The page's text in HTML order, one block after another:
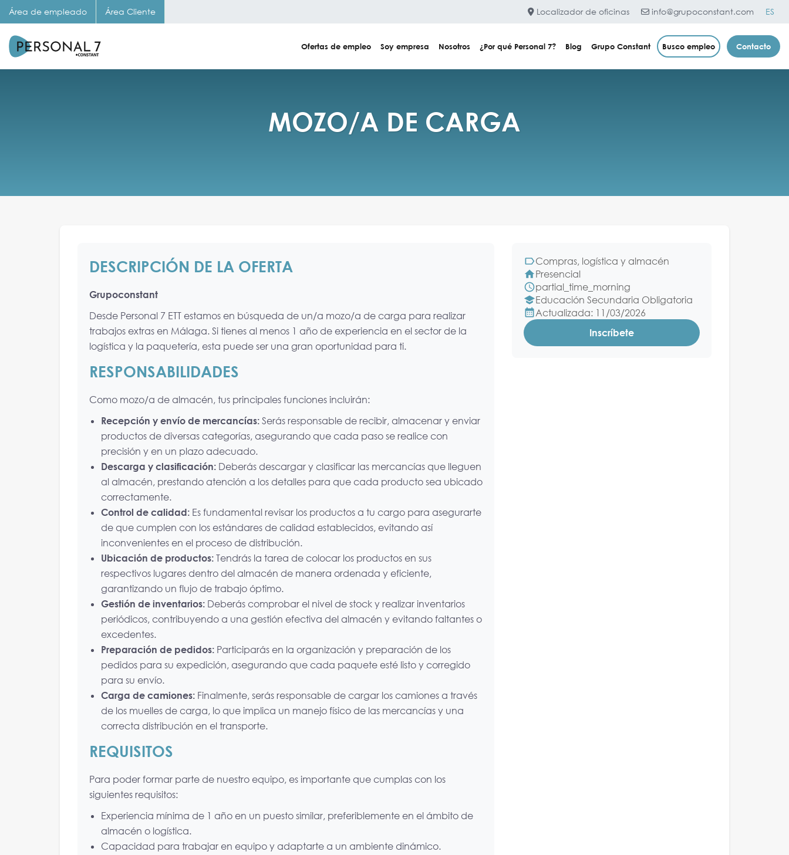
Área de empleado Área Cliente Localizador de oficinas info@grupoconstant.com ES
Ofertas de empleo Soy empresa Nosotros ¿Por qué Personal 7? Blog Grupo Constant Busco empleo Contacto
MOZO/A DE CARGA
DESCRIPCIÓN DE LA OFERTA
Grupoconstant
Desde Personal 7 ETT estamos en búsqueda de un/a mozo/a de carga para realizar
trabajos extras en Málaga. Si tienes al menos 1 año de experiencia en el sector de la
logística y la paquetería, esta puede ser una gran oportunidad para ti.
RESPONSABILIDADES
Como mozo/a de almacén, tus principales funciones incluirán:
Recepción y envío de mercancías: Serás responsable de recibir, almacenar y enviar
productos de diversas categorías, asegurando que cada paso se realice con
precisión y en un plazo adecuado.
Descarga y clasificación: Deberás descargar y clasificar las mercancías que lleguen
al almacén, prestando atención a los detalles para que cada producto sea ubicado
correctamente.
Control de calidad: Es fundamental revisar los productos a tu cargo para asegurarte
de que cumplen con los estándares de calidad establecidos, evitando así
inconvenientes en el proceso de distribución.
Ubicación de productos: Tendrás la tarea de colocar los productos en sus
respectivos lugares dentro del almacén de manera ordenada y eficiente,
garantizando un flujo de trabajo óptimo.
Gestión de inventarios: Deberás comprobar el nivel de stock y realizar inventarios
periódicos, contribuyendo a una gestión efectiva del almacén y evitando faltantes o
excedentes.
Preparación de pedidos: Participarás en la organización y preparación de los
pedidos para su expedición, asegurando que cada paquete esté listo y corregido
para su envío.
Carga de camiones: Finalmente, serás responsable de cargar los camiones a través
de los muelles de carga, lo que implica un manejo físico de las mercancías y una
correcta distribución en el transporte.
REQUISITOS
Para poder formar parte de nuestro equipo, es importante que cumplas con los
siguientes requisitos:
Experiencia mínima de 1 año en un puesto similar, preferiblemente en el ámbito de
almacén o logística.
Capacidad para trabajar en equipo y adaptarte a un ambiente dinámico.
Compras, logística y almacén
Presencial
partial_time_morning
Educación Secundaria Obligatoria
Actualizada: 11/03/2026
Inscríbete